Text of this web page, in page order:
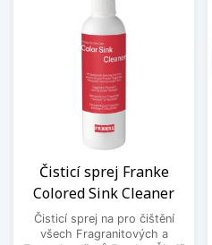
Čisticí sprej Franke
Colored Sink Cleaner
Čisticí sprej na pro čištění
všech Fragranitových a